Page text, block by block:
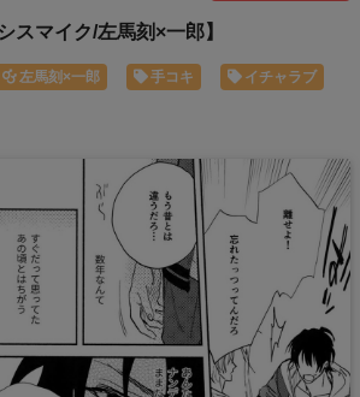
マイク/左馬刻×一郎】
左馬刻×一郎 手コキ
イチャラブ